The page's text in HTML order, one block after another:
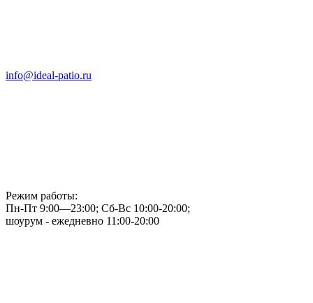
info@ideal-patio.ru
Режим работы:
Пн-Пт 9:00—23:00; Сб-Вс 10:00-20:00;
шоурум - ежедневно 11:00-20:00